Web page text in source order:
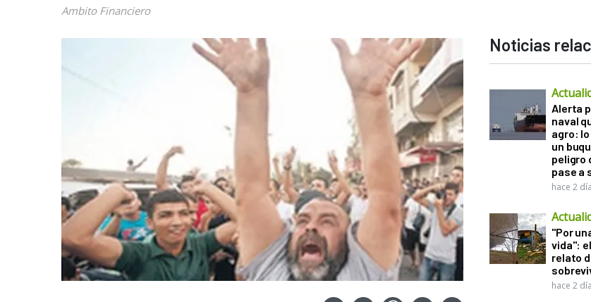
Ambito Financiero
Noticias
Alerta
naval
agro:
un
peligro
pase a
hace 2
"Por
vida":
relato
hace 2